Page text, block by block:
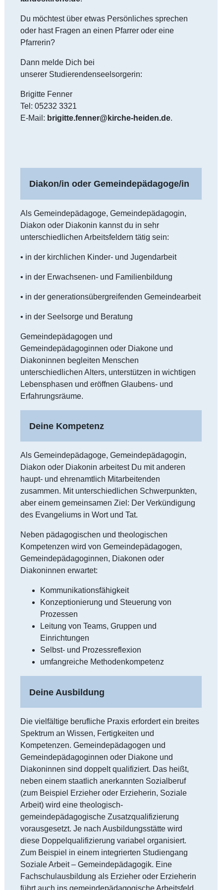
Du möchtest über etwas Persönliches sprechen
oder hast Fragen an einen Pfarrer oder eine
Pfarrerin?
Dann melde Dich bei
unserer Studierendenseelsorgerin:
Brigitte Fenner
Tel: 05232 3321
E-Mail: brigitte.fenner@kirche-heiden.de.
Diakon/in oder Gemeindepädagoge/in
Als Gemeindepädagoge, Gemeindepädagogin,
Diakon oder Diakonin kannst du in sehr
unterschiedlichen Arbeitsfeldern tätig sein:
• in der kirchlichen Kinder- und Jugendarbeit
• in der Erwachsenen- und Familienbildung
• in der generationsübergreifenden Gemeindearbeit
• in der Seelsorge und Beratung
Gemeindepädagogen und
Gemeindepädagoginnen oder Diakone und
Diakoninnen begleiten Menschen
unterschiedlichen Alters, unterstützen in wichtigen
Lebensphasen und eröffnen Glaubens- und
Erfahrungsräume.
Deine Kompetenz
Als Gemeindepädagoge, Gemeindepädagogin,
Diakon oder Diakonin arbeitest Du mit anderen
haupt- und ehrenamtlich Mitarbeitenden
zusammen. Mit unterschiedlichen Schwerpunkten,
aber einem gemeinsamen Ziel: Der Verkündigung
des Evangeliums in Wort und Tat.
Neben pädagogischen und theologischen
Kompetenzen wird von Gemeindepädagogen,
Gemeindepädagoginnen, Diakonen oder
Diakoninnen erwartet:
Kommunikationsfähigkeit
Konzeptionierung und Steuerung von
Prozessen
Leitung von Teams, Gruppen und
Einrichtungen
Selbst- und Prozessreflexion
umfangreiche Methodenkompetenz
Deine Ausbildung
Die vielfältige berufliche Praxis erfordert ein breites
Spektrum an Wissen, Fertigkeiten und
Kompetenzen. Gemeindepädagogen und
Gemeindepädagoginnen oder Diakone und
Diakoninnen sind doppelt qualifiziert. Das heißt,
neben einem staatlich anerkannten Sozialberuf
(zum Beispiel Erzieher oder Erzieherin, Soziale
Arbeit) wird eine theologisch-
gemeindepädagogische Zusatzqualifizierung
vorausgesetzt. Je nach Ausbildungsstätte wird
diese Doppelqualifizierung variabel organisiert.
Zum Beispiel in einem integrierten Studiengang
Soziale Arbeit – Gemeindepädagogik. Eine
Fachschulausbildung als Erzieher oder Erzieherin